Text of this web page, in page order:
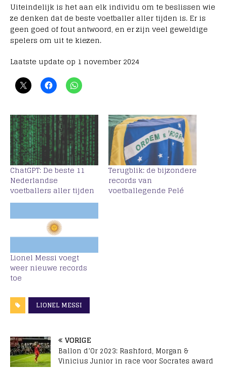
Uiteindelijk is het aan elk individu om te beslissen wie
ze denken dat de beste voetballer aller tijden is. Er is
geen goed of fout antwoord, en er zijn veel geweldige
spelers om uit te kiezen.
Laatste update op 1 november 2024
ChatGPT: De beste 11
Nederlandse
voetballers aller tijden
Terugblik: de bijzondere
records van
voetballegende Pelé
Lionel Messi voegt
weer nieuwe records
toe
LIONEL MESSI
VORIGE
Ballon d’Or 2023: Rashford, Morgan &
Vinicius Junior in race voor Socrates award